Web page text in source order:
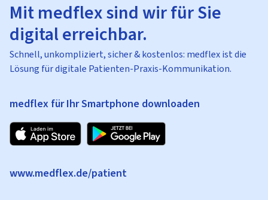
Mit medflex sind wir für Sie
digital erreichbar.
Schnell, unkompliziert, sicher & kostenlos: medflex ist die
Lösung für digitale Patienten-Praxis-Kommunikation.
medflex für Ihr Smartphone downloaden
www.medflex.de/patient